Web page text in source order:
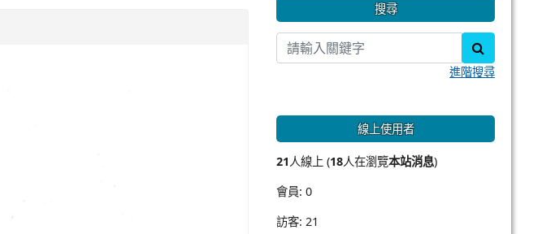
搜尋
進階搜尋
線上使用者
21人線上 (18人在瀏覽本站消息)
會員: 0
訪客: 21